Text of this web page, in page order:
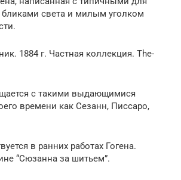
света и милым уголком
1884 г. Частная коллекция. The-
с такими выдающимися
времени как Сезанн, Писсаро,
в ранних работах Гогена.
“Сюзанна за шитьем”.